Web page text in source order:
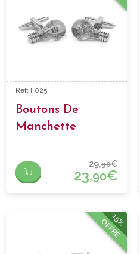
Ref: F025
Boutons De
Manchette
29,90€
23,90€
15%
OFFRE